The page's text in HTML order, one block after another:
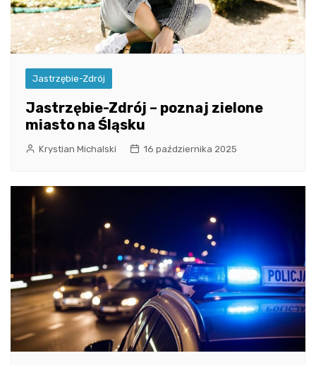
Jastrzębie-Zdrój
Jastrzębie-Zdrój – poznaj zielone
miasto na Śląsku
Krystian Michalski 16 października 2025